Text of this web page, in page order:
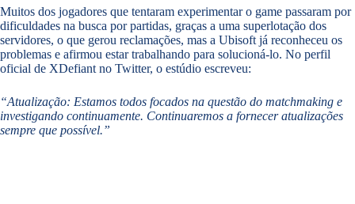
Muitos dos jogadores que tentaram experimentar o game passaram por
dificuldades na busca por partidas, graças a uma superlotação dos
servidores, o que gerou reclamações, mas a Ubisoft já reconheceu os
problemas e afirmou estar trabalhando para solucioná-lo. No perfil
oficial de XDefiant no Twitter, o estúdio escreveu:
“Atualização: Estamos todos focados na questão do matchmaking e
investigando continuamente. Continuaremos a fornecer atualizações
sempre que possível.”